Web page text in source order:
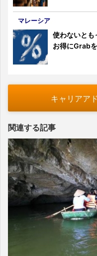
マレーシア
使わないとも
お得にGrab
キャリアア
関連する記事